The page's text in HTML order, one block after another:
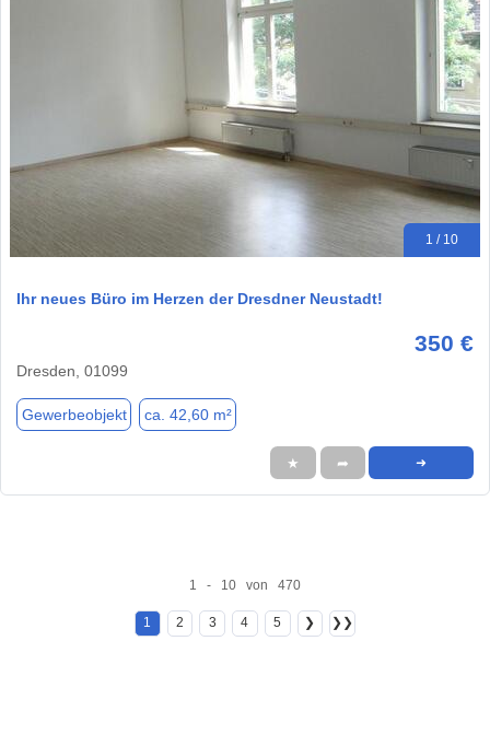
1 / 10
Ihr neues Büro im Herzen der Dresdner Neustadt!
350 €
Dresden, 01099
Gewerbeobjekt ca. 42,60 m²
★ ➦ ➜
1 - 10 von 470
1 2 3 4 5 ❯ ❯❯